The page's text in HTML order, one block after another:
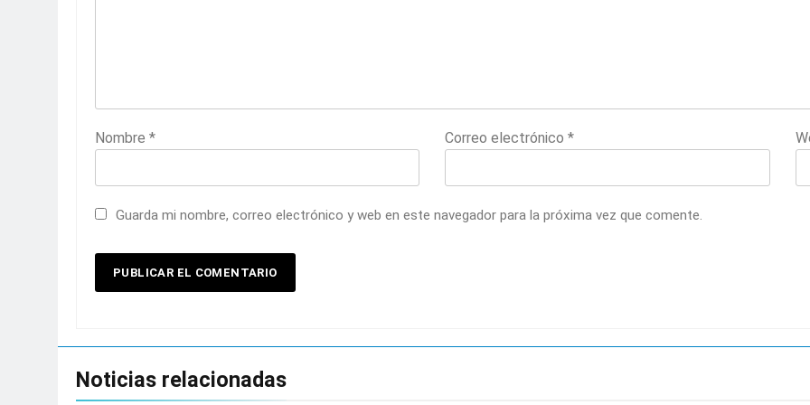
Nombre * Correo electrónico*
Guarda mi nombre, correo electrónico y web en este navegador para la próxima vez que comente.
Noticias relacionadas